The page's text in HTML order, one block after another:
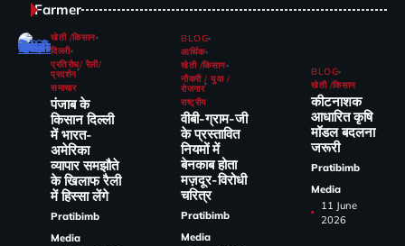
Farmer
खेती /किसान
दिल्ली
प्रतिरोध/ रैली/
प्रदर्शन
समाचार
पंजाब के
किसान दिल्ली
में भारत-
अमेरिका
व्यापार समझौते
के खिलाफ रैली
में हिस्सा लेंगे
Pratibimb
Media
BLOG
आर्थिक
खेती /किसान
नौकरी / युवा /
रोजगार
राष्ट्रीय
वीबी-ग्राम-जी
के प्रस्तावित
नियमों में
बेनकाब होता
मज़दूर-विरोधी
चरित्र
Pratibimb
Media
BLOG
खेती /किसान
कीटनाशक
आधारित कृषि
मॉडल बदलना
जरूरी
Pratibimb
Media
11 June
2026